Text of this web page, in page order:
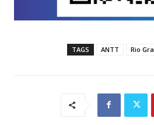
TAGS ANTT Rio